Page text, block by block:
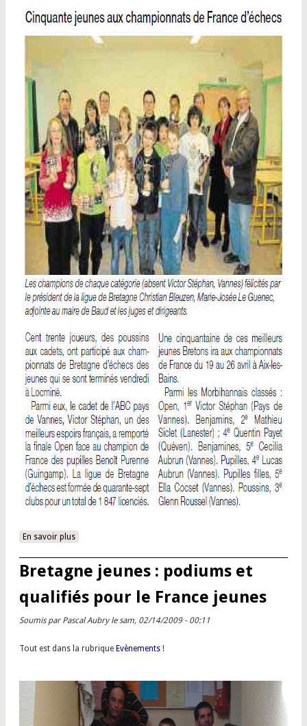
En savoir plusà propos de Le Bretagne jeunes dans la presse
Bretagne jeunes : podiums et
qualifiés pour le France jeunes
Soumis par Pascal Aubryle sam, 02/14/2009 - 00:11
Tout est dans la rubrique Evènements!